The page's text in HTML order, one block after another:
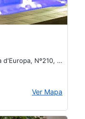
Nº210, El
Ver Mapa